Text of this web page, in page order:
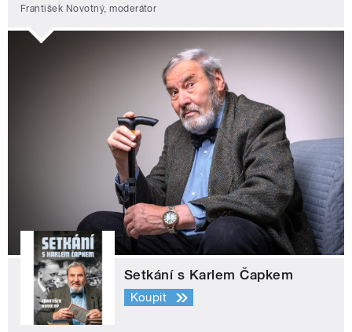
František Novotný, moderátor
Setkání s Karlem Čapkem
Koupit